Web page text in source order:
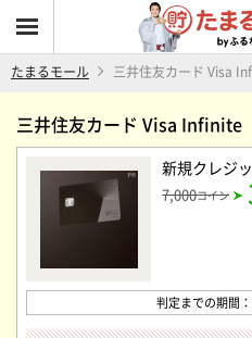
たまるモール 三井住友カード Visa
三井住友カード Visa Infinite
新規クレジ
7,000コイン
判定までの期間